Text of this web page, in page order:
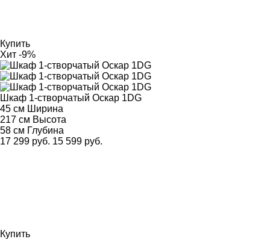
Купить
Хит -9%
Шкаф 1-створчатый Оскар 1DG
45 см Ширина
217 см Высота
58 см Глубина
17 299 руб. 15 599 руб.
Купить